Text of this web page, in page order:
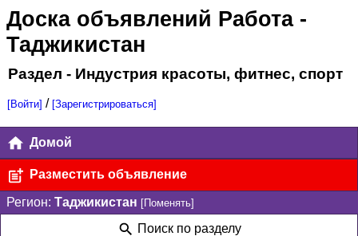
Доска объявлений Работа-
Таджикистан
Раздел - Индустрия красоты, фитнес, спорт
[Войти] / [Зарегистрироваться]
Домой
Разместить объявление
Регион: Таджикистан [Поменять]
Поиск по разделу